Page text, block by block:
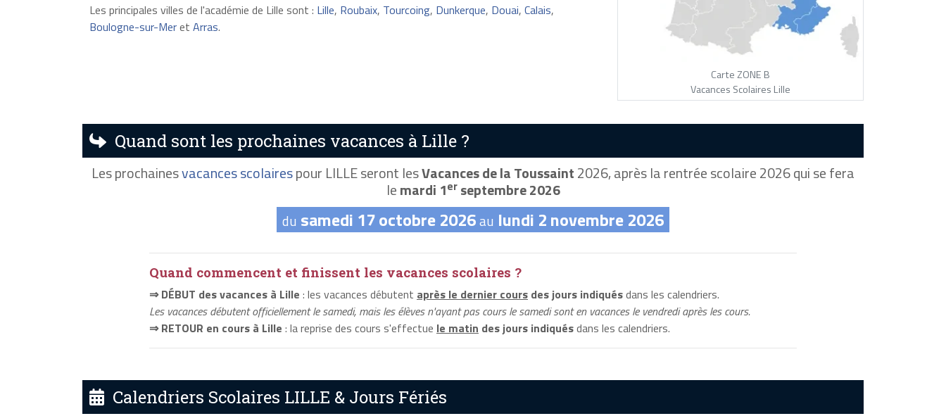
Les principales villes de l'académie de Lille sont : Lille, Roubaix, Tourcoing, Dunkerque, Douai, Calais,
Boulogne-sur-Meret Arras.
Carte ZONE B
Vacances Scolaires Lille
Quand sont les prochaines vacances à Lille ?
Les prochainesvacances scolairespour LILLE seront lesVacances de la Toussaint2026, après la rentrée scolaire 2026 qui se fera
lemardi 1erseptembre 2026
du samedi 17 octobre 2026au lundi 2 novembre 2026
Quand commencent et finissent les vacances scolaires ?
⇒ DÉBUT des vacances à Lille : les vacances débutent après le dernier cours des jours indiquésdans les calendriers.
Les vacances débutent officiellement le samedi, mais les élèves n'ayant pas cours le samedi sont en vacances le vendredi après les cours.
⇒ RETOUR en cours à Lille : la reprise des cours s'effectue le matin des jours indiquésdans les calendriers.
Calendriers Scolaires LILLE & Jours Fériés